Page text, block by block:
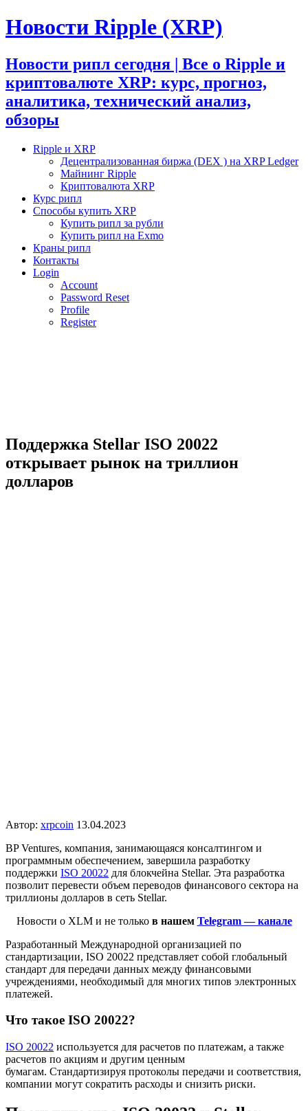
Новости Ripple (XRP)
Новости рипл сегодня | Все о Ripple и
криптовалюте XRP: курс, прогноз,
аналитика, технический анализ,
обзоры
Ripple и XRP
Децентрализованная биржа (DEX ) на XRP Ledger
Майнинг Ripple
Криптовалюта XRP
Курс рипл
Способы купить XRP
Купить рипл за рубли
Купить рипл на Exmo
Краны рипл
Контакты
Login
Account
Password Reset
Profile
Register
Поддержка Stellar ISO 20022
открывает рынок на триллион
долларов
Автор: xrpcoin 13.04.2023
BP Ventures, компания, занимающаяся консалтингом и
программным обеспечением, завершила разработку
поддержки ISO 20022 для блокчейна Stellar. Эта разработка
позволит перевести объем переводов финансового сектора на
триллионы долларов в сеть Stellar.
Новости о XLM и не тольков нашем Telegram — канале
Разработанный Международной организацией по
стандартизации, ISO 20022 представляет собой глобальный
стандарт для передачи данных между финансовыми
учреждениями, необходимый для многих типов электронных
платежей.
Что такое ISO 20022?
ISO 20022 используется для расчетов по платежам, а также
расчетов по акциям и другим ценным
бумагам. Стандартизируя протоколы передачи и соответствия,
компании могут сократить расходы и снизить риски.